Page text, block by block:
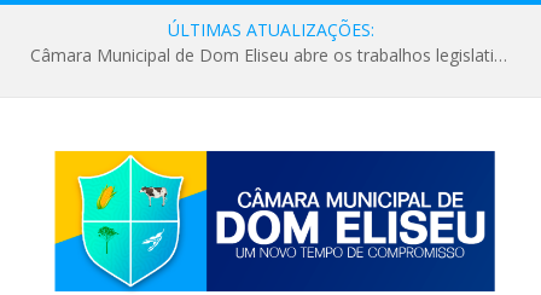
ÚLTIMAS ATUALIZAÇÕES:
Câmara Municipal de Dom Eliseu abre os trabalhos legislativos do segundo semestre